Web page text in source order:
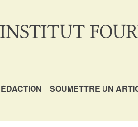
SOUMETTRE UN